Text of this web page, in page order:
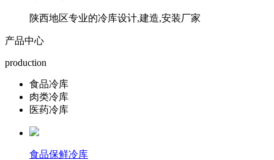
陕西地区专业的冷库设计,建造,安装厂家
产品中心
production
食品冷库
肉类冷库
医药冷库
食品保鲜冷库